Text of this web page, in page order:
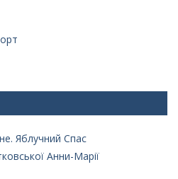
Яблучний Спас
Анни-Марії